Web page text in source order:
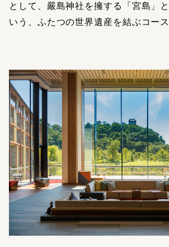
として、嚴島神社を擁する「宮島」
いう、ふたつの世界遺産を結ぶコー